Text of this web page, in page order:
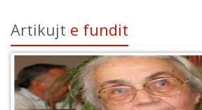
Artikujt e fundit